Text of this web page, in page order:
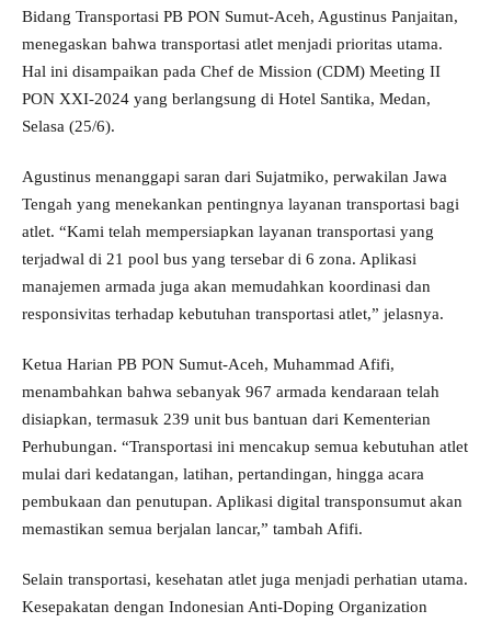
Bidang Transportasi PB PON Sumut-Aceh, Agustinus Panjaitan,
menegaskan bahwa transportasi atlet menjadi prioritas utama.
Hal ini disampaikan pada Chef de Mission (CDM) Meeting II
PON XXI-2024 yang berlangsung di Hotel Santika, Medan,
Selasa (25/6).
Agustinus menanggapi saran dari Sujatmiko, perwakilan Jawa
Tengah yang menekankan pentingnya layanan transportasi bagi
atlet. “Kami telah mempersiapkan layanan transportasi yang
terjadwal di 21 pool bus yang tersebar di 6 zona. Aplikasi
manajemen armada juga akan memudahkan koordinasi dan
responsivitas terhadap kebutuhan transportasi atlet,” jelasnya.
Ketua Harian PB PON Sumut-Aceh, Muhammad Afifi,
menambahkan bahwa sebanyak 967 armada kendaraan telah
disiapkan, termasuk 239 unit bus bantuan dari Kementerian
Perhubungan. “Transportasi ini mencakup semua kebutuhan atlet
mulai dari kedatangan, latihan, pertandingan, hingga acara
pembukaan dan penutupan. Aplikasi digital transponsumut akan
memastikan semua berjalan lancar,” tambah Afifi.
Selain transportasi, kesehatan atlet juga menjadi perhatian utama.
Kesepakatan dengan Indonesian Anti-Doping Organization